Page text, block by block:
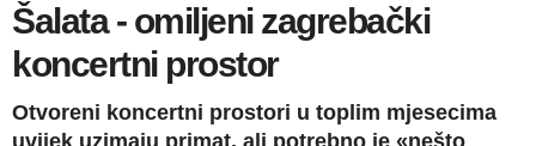
Šalata - omiljeni zagrebački
koncertni prostor
Otvoreni koncertni prostori u toplim mjesecima
uvijek uzimaju primat, ali potrebno je «nešto